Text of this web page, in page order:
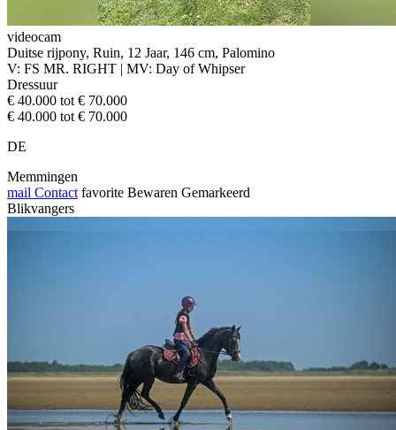
videocam
Duitse rijpony, Ruin, 12 Jaar, 146 cm, Palomino
V: FS MR. RIGHT | MV: Day of Whipser
Dressuur
€ 40.000 tot € 70.000
€ 40.000 tot € 70.000
DE
Memmingen
mail Contact favorite Bewaren Gemarkeerd
Blikvangers